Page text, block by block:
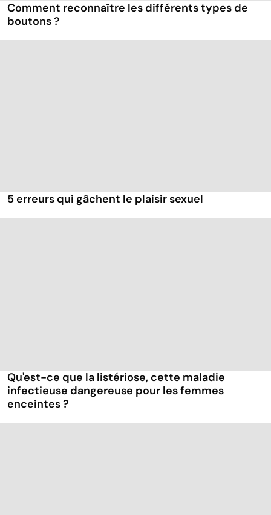
Comment reconnaître les différents types de
boutons ?
5 erreurs qui gâchent le plaisir sexuel
Qu'est-ce que la listériose, cette maladie
infectieuse dangereuse pour les femmes
enceintes ?